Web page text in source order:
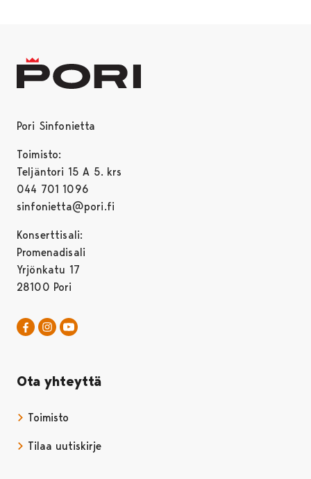
Pori Sinfonietta
Toimisto:
Teljäntori 15 A 5. krs
044 701 1096
sinfonietta@pori.fi
Konserttisali:
Promenadisali
Yrjönkatu 17
28100 Pori
Pori Sinfonietta Facebookissa
Avautuu uudessa välilehdessä
Pori Sinfonietta Instagrammissa
Avautuu uudessa välilehdessä
Ota yhteyttä
Toimisto
Tilaa uutiskirjeAvautuu uudessa välilehdessä